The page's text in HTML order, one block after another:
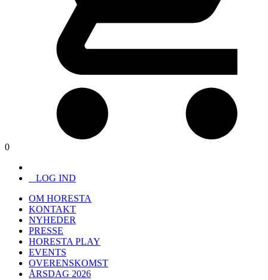
0
LOG IND
OM HORESTA
KONTAKT
NYHEDER
PRESSE
HORESTA PLAY
EVENTS
OVERENSKOMST
ÅRSDAG 2026